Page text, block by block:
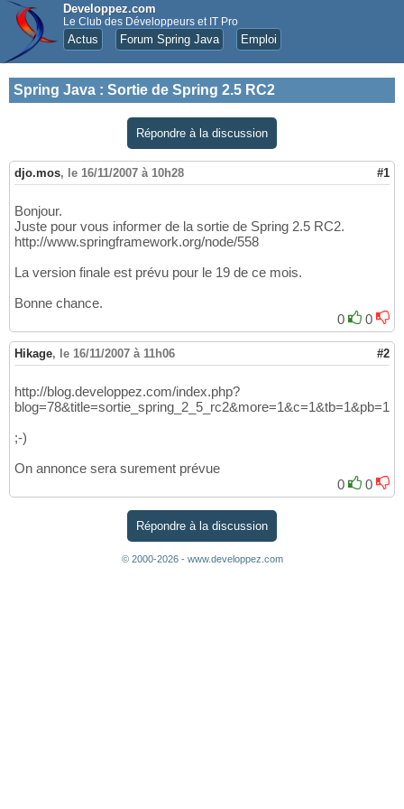
Developpez.com
Le Club des Développeurs et IT Pro
Actus Forum Spring Java Emploi
Spring Java : Sortie de Spring 2.5 RC2
Répondre à la discussion
djo.mos, le 16/11/2007 à 10h28 #1
Bonjour.
Juste pour vous informer de la sortie de Spring 2.5 RC2.
http://www.springframework.org/node/558
La version finale est prévu pour le 19 de ce mois.
Bonne chance.
0
0
Hikage, le 16/11/2007 à 11h06 #2
http://blog.developpez.com/index.php?
blog=78&title=sortie_spring_2_5_rc2&more=1&c=1&tb=1&pb=1
;-)
On annonce sera surement prévue
0
0
Répondre à la discussion
© 2000-2026 - www.developpez.com